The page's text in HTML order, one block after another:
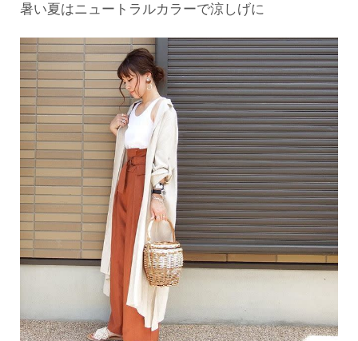
暑い夏はニュートラルカラーで涼しげに